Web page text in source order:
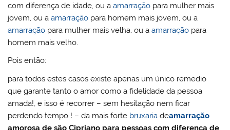
com diferença de idade, ou aamarração para mulher mais
jovem, ou aamarração para homem mais jovem, ou a
amarração para mulher mais velha, ou aamarração para
homem mais velho.
Pois então:
para todos estes casos existe apenas um único remedio
que garante tanto o amor como a fidelidade da pessoa
amada!, e isso é recorrer – sem hesitação nem ficar
perdendo tempo ! – da mais forte bruxaria deamarração
amorosa de são Cipriano para pessoas com diferença de